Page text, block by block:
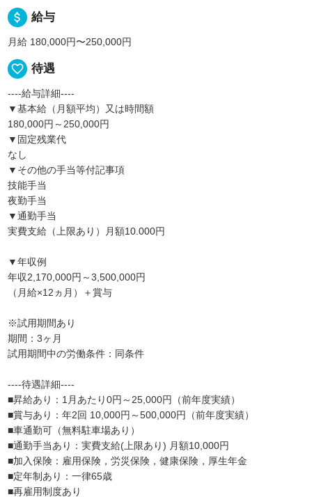
attach_money 給与
月給 180,000円〜250,000円
favorite_border 待遇
----給与詳細----
▼基本給（月額平均）又は時間額
180,000円～250,000円
▼固定残業代
なし
▼その他の手当等付記事項
技能手当
夜勤手当
▼通勤手当
実費支給（上限あり）月額10.000円
▼年収例
年収2,170,000円～3,500,000円
（月給×12ヵ月）＋賞与
※試用期間あり
期間：3ヶ月
試用期間中の労働条件：同条件
----待遇詳細----
■昇給あり：1月あたり0円～25,000円（前年度実績）
■賞与あり：年2回 10,000円～500,000円（前年度実績）
■車通勤可（無料駐車場あり）
■通勤手当あり：実費支給(上限あり) 月額10,000円
■加入保険：雇用保険，労災保険，健康保険，厚生年金
■定年制あり：一律65歳
■再雇用制度あり